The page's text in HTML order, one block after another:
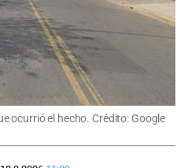
ocurrió el hecho. Crédito: Google